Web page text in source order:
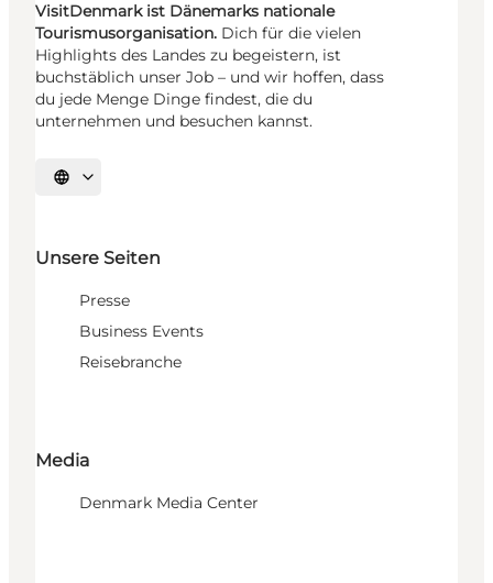
VisitDenmark ist Dänemarks nationale
Tourismusorganisation. Dich für die vielen
Highlights des Landes zu begeistern, ist
buchstäblich unser Job – und wir hoffen, dass
du jede Menge Dinge findest, die du
unternehmen und besuchen kannst.
Sprache auswählen
Unsere Seiten
Presse
Business Events
Reisebranche
Media
Denmark Media Center